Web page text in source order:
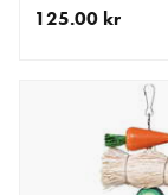
125.00 kr